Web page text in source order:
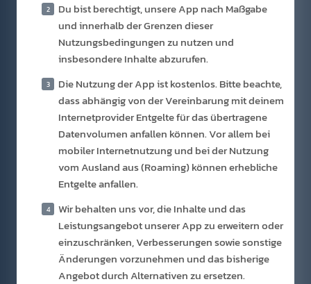
Du bist berechtigt, unsere App nach Maßgabe
und innerhalb der Grenzen dieser
Nutzungsbedingungen zu nutzen und
insbesondere Inhalte abzurufen.
Die Nutzung der App ist kostenlos. Bitte beachte,
dass abhängig von der Vereinbarung mit deinem
Internetprovider Entgelte für das übertragene
Datenvolumen anfallen können. Vor allem bei
mobiler Internetnutzung und bei der Nutzung
vom Ausland aus (Roaming) können erhebliche
Entgelte anfallen.
Wir behalten uns vor, die Inhalte und das
Leistungsangebot unserer App zu erweitern oder
einzuschränken, Verbesserungen sowie sonstige
Änderungen vorzunehmen und das bisherige
Angebot durch Alternativen zu ersetzen.